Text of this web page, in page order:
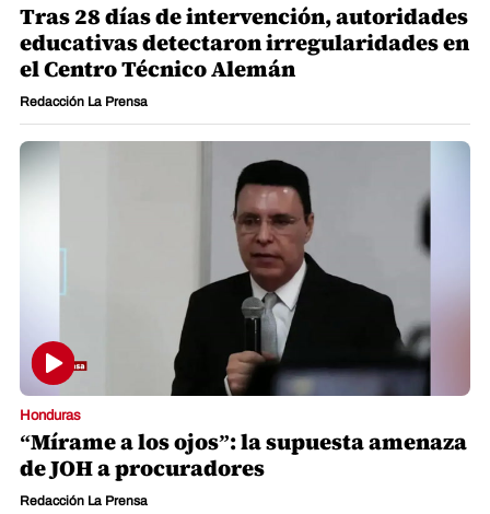
Tras 28 días de intervención, autoridades
educativas detectaron irregularidades en
el Centro Técnico Alemán
Redacción La Prensa
Honduras
“Mírame a los ojos”: la supuesta amenaza
de JOH a procuradores
Redacción La Prensa